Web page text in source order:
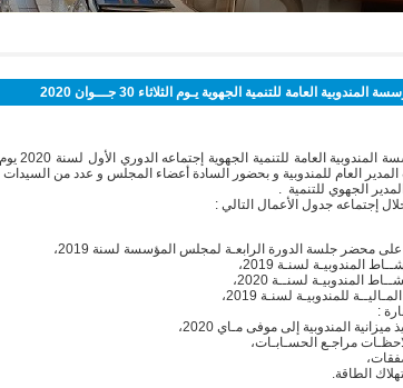
العامة للتنمية الجهوية يـوم الثلاثاء 30 جـــوان 2020
العامة للتنمية الجهوية إجتماعه الدوري الأول لسنة 2020 يوم الثلاثاء 30 جوان 2020
العام للمندوبية و بحضور السادة أعضاء المجلس و عدد من السيدات
المدير الجهوي للتنمية .
إجتماعه جدول الأعمال التالي :
على محضر جلسة الدورة الرابعـة لمجلس المؤسسة لسنة 2019،
المندوبيـة لسنـة 2019،
المندوبيـة لسنــة 2020،
للمندوبيـة لسنـة 2019،
:
ميزانية المندوبية إلى موفى مـاي 2020،
مراجـع الحسـابـات،
الطاقة.